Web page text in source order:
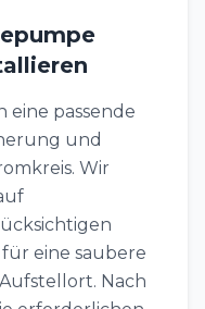
passende
und
Wir
eine saubere
Nach